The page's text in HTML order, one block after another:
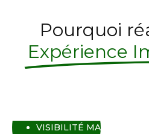
Pourquoi
Expérience
VISIBILITÉ MAXIMALE